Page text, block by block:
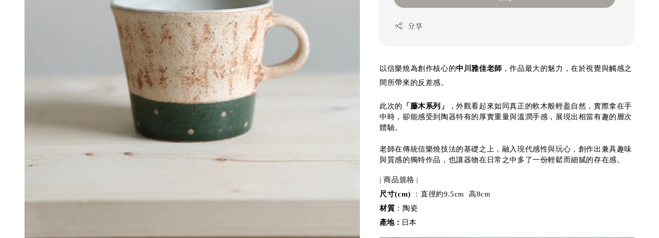
分享
以信樂燒為創作核心的中川雅佳老師 ，作品最大的魅力，在於視覺與觸感之
間所帶來的反差感。
此次的 「藤木系列」
，外觀看起來如同真正的軟木般輕盈自然，實際拿在手
中時，卻能感受到陶器特有的厚實重量與溫潤手感，展現出相當有趣的層次
體驗。
老師在傳統信樂燒技法的基礎之上，融入現代感性與玩心，創作出兼具趣味
與質感的獨特作品，也讓器物在日常之中多了一份輕鬆而細膩的存在感。
| 商品規格 |
尺寸(cm) ：直徑約9.5cm 高8cm
材質 ：陶瓷
產地： 日本